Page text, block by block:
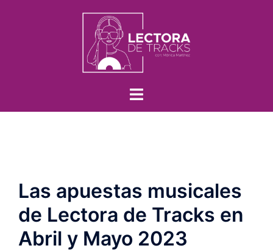
Las apuestas musicales
de Lectora de Tracks en
Abril y Mayo 2023